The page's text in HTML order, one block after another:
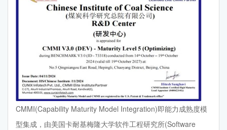
CMMI(Capability Maturity Model Integration)即能力成熟度模
型集成，由美国卡耐基梅隆大学软件工程研究所(Software